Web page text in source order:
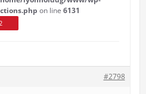
on line 6131
#2798